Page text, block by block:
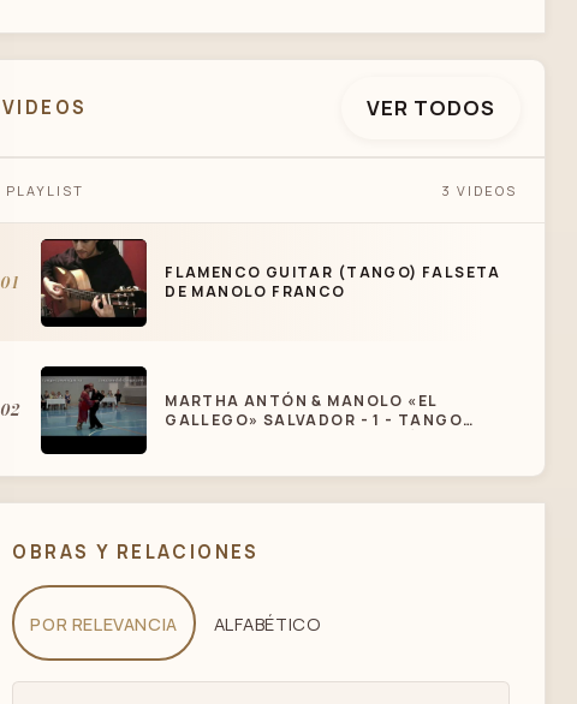
VIDEOS VER TODOS
PLAYLIST 3 VIDEOS
01
FLAMENCO GUITAR (TANGO) FALSETA
DE MANOLO FRANCO
02
MARTHA ANTÓN & MANOLO «EL
GALLEGO» SALVADOR - 1 - TANGO
OBRAS Y RELACIONES
POR RELEVANCIA ALFABÉTICO